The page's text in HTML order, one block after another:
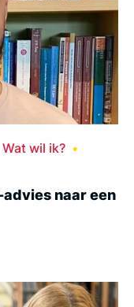
Wat wil ik?
naar een